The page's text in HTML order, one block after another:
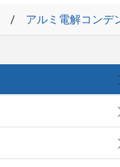
アルミ電解コンデ